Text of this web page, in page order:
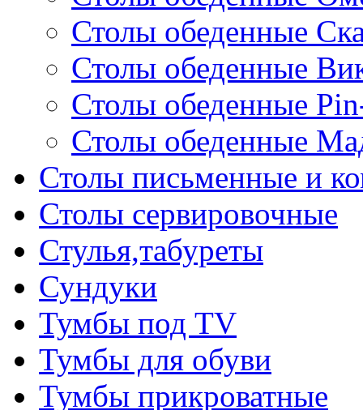
Столы обеденные
Столы обеденные
Столы обеденные
Столы обеденные
Столы письменные и
Столы сервировочные
Стулья,табуреты
Сундуки
Тумбы под TV
Тумбы для обуви
Тумбы прикроватные